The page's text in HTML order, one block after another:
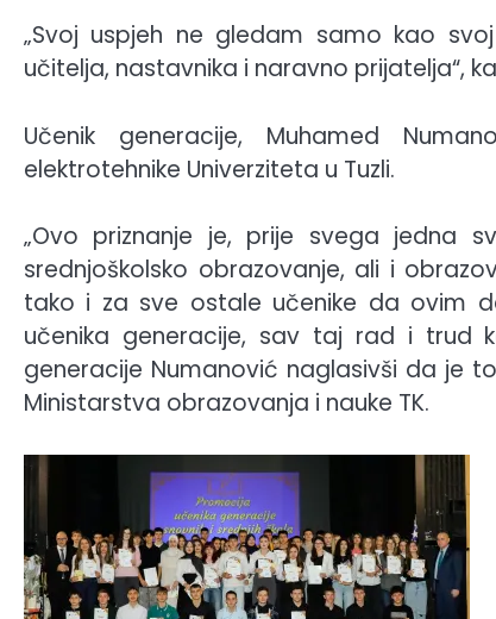
„Svoj uspjeh ne gledam samo kao
učitelja, nastavnika i naravno prijatelja“,
Učenik generacije, Muhamed
elektrotehnike Univerziteta u Tuzli.
„Ovo priznanje je, prije svega jedna
srednjoškolsko obrazovanje, ali i
tako i za sve ostale učenike da ovim
učenika generacije, sav taj rad i trud
generacije Numanović naglasivši da je
Ministarstva obrazovanja i nauke TK.